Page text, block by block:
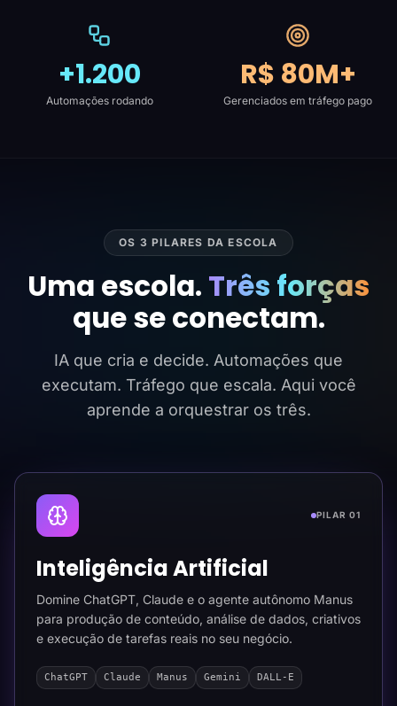
+1.200
Automações rodando
R$ 80M+
Gerenciados em tráfego pago
OS 3 PILARES DA ESCOLA
Uma escola. Três forças
que se conectam.
IA que cria e decide. Automações que
executam. Tráfego que escala. Aqui você
aprende a orquestrar os três.
PILAR 01
Inteligência Artificial
Domine ChatGPT, Claude e o agente autônomo Manus
para produção de conteúdo, análise de dados, criativos
e execução de tarefas reais no seu negócio.
ChatGPT Claude Manus Gemini DALL-E